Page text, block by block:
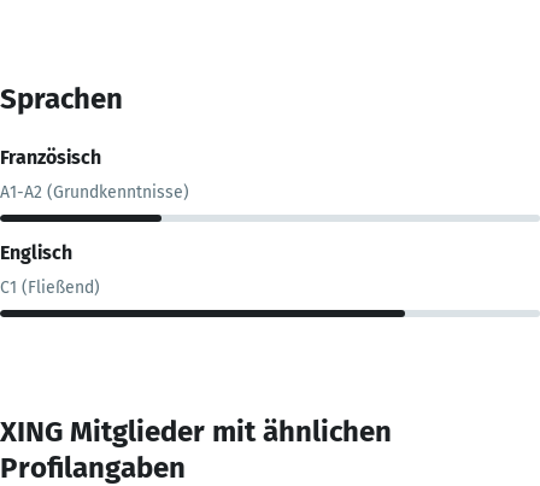
Sprachen
Französisch
A1-A2 (Grundkenntnisse)
Englisch
C1 (Fließend)
XING Mitglieder mit ähnlichen
Profilangaben